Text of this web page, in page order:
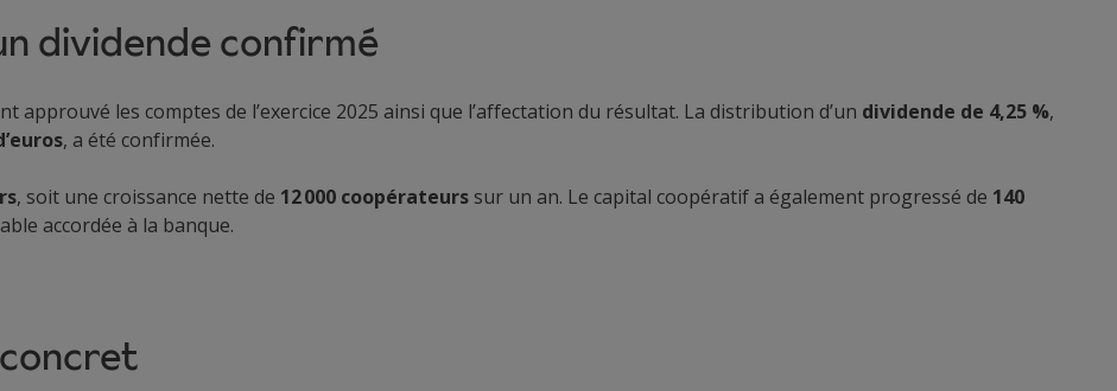
dividende confirmé
approuvé les comptes de l’exercice 2025 ainsi que l’affectation du résultat. La distribution d’un dividende de 4,25 %,
, a été confirmée.
, soit une croissance nette de 12 000 coopérateurs sur un an. Le capital coopératif a également progressé de 140
accordée à la banque.